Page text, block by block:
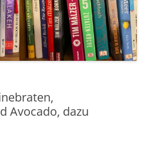
Avocado, dazu